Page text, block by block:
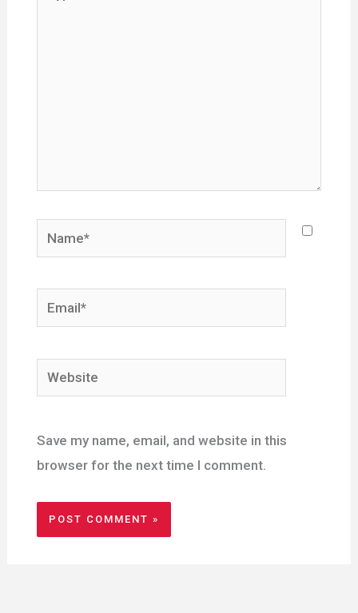
Name*
Email*
Website
Save my name, email, and website in this
browser for the next time I comment.